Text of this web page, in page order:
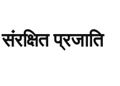
प्रजाति